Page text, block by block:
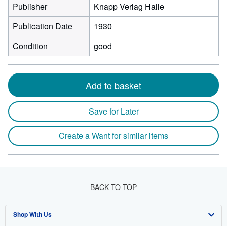
Publisher
Knapp Verlag Halle
Publication Date
1930
Condition
good
Add to basket
Save for Later
Create a Want for similar items
BACK TO TOP
Shop With Us